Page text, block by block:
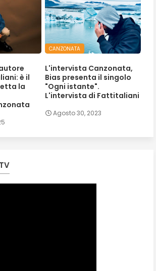
è il
la
CANZONATA
L'intervista Canzonata,
Bias presenta il singolo
"Ogni istante".
L'intervista di Fattitaliani
Agosto 30, 2023